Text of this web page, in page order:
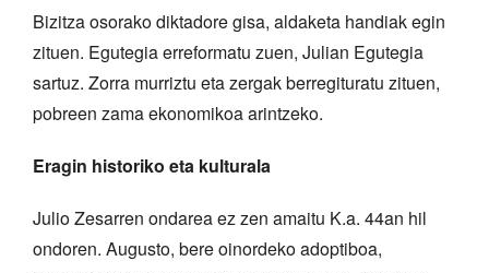
Bizitza osorako diktadore gisa, aldaketa handiak egin
zituen. Egutegia erreformatu zuen, Julian Egutegia
sartuz. Zorra murriztu eta zergak berregituratu zituen,
pobreen zama ekonomikoa arintzeko.
Eragin historiko eta kulturala
Julio Zesarren ondarea ez zen amaitu K.a. 44an hil
ondoren. Augusto, bere oinordeko adoptiboa,